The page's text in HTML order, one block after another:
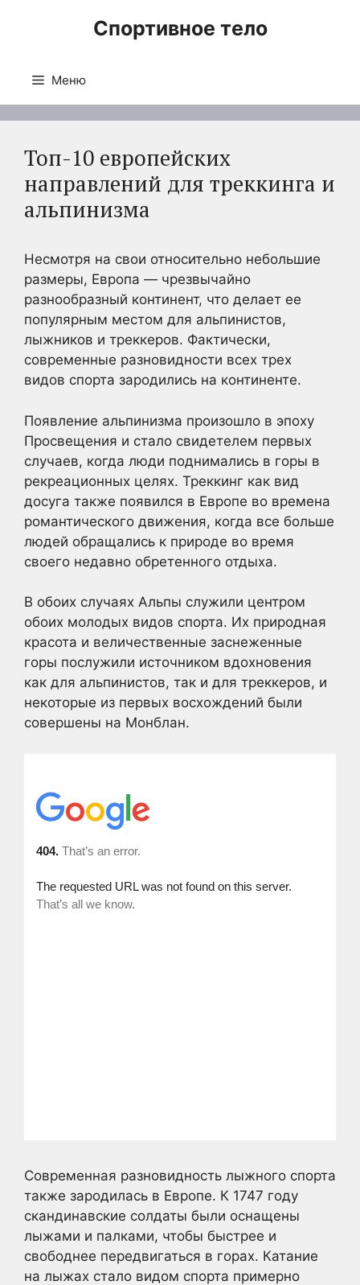
Спортивное тело
Меню
Топ-10 европейских
направлений для треккинга и
альпинизма
Несмотря на свои относительно небольшие
размеры, Европа — чрезвычайно
разнообразный континент, что делает ее
популярным местом для альпинистов,
лыжников и треккеров. Фактически,
современные разновидности всех трех
видов спорта зародились на континенте.
Появление альпинизма произошло в эпоху
Просвещения и стало свидетелем первых
случаев, когда люди поднимались в горы в
рекреационных целях. Треккинг как вид
досуга также появился в Европе во времена
романтического движения, когда все больше
людей обращались к природе во время
своего недавно обретенного отдыха.
В обоих случаях Альпы служили центром
обоих молодых видов спорта. Их природная
красота и величественные заснеженные
горы послужили источником вдохновения
как для альпинистов, так и для треккеров, и
некоторые из первых восхождений были
совершены на Монблан.
Современная разновидность лыжного спорта
также зародилась в Европе. К 1747 году
скандинавские солдаты были оснащены
лыжами и палками, чтобы быстрее и
свободнее передвигаться в горах. Катание
на лыжах стало видом спорта примерно